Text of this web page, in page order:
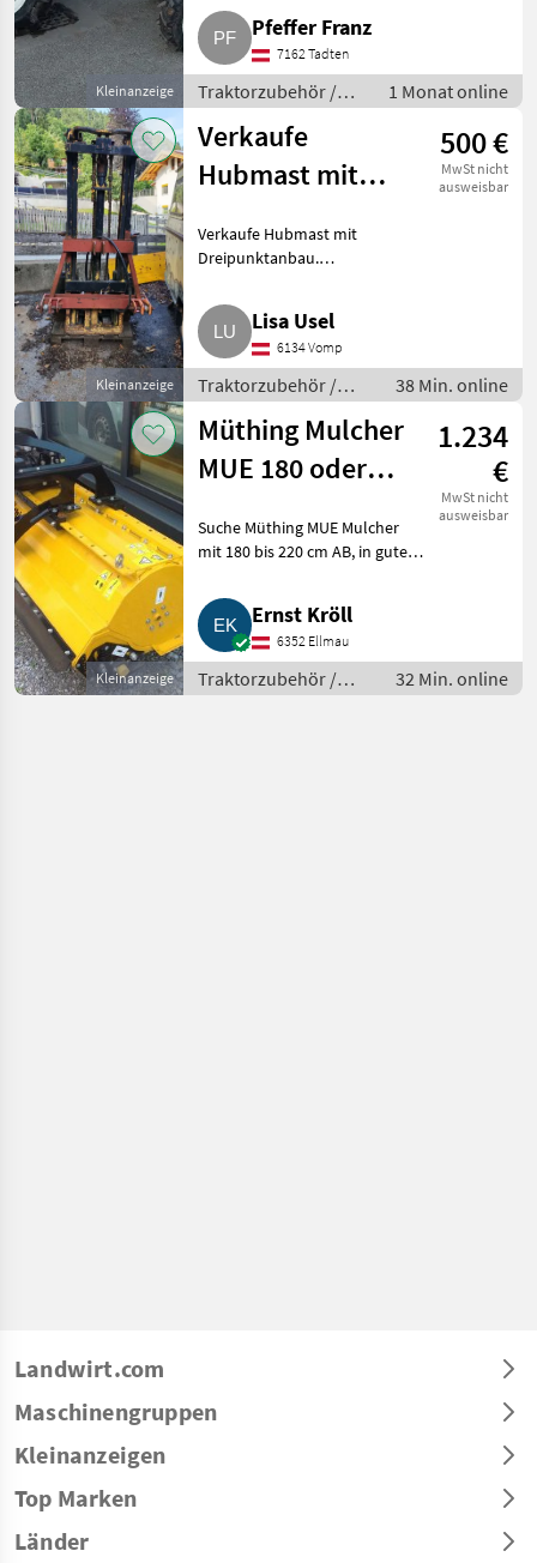
Kleinanzeige
komplett neuer Elektronik und
neu restauriertem Motor in
einer Eicher Werkst
Pfeffer Franz
7162 Tadten
Traktorzubehör /
Sonstiges
Traktorzubehör
1 Monat online
Kleinanzeige
Verkaufe
Hubmast mit
500 €
MwSt nicht
ausweisbar
Verkaufe Hubmast mit
Dreipunktanbau.
Lisa Usel
6134 Vomp
Traktorzubehör /
Heckstapler
38 Min. online
Kleinanzeige
Müthing Mulcher
MUE 180 oder
1.234
€
MwSt nicht
ausweisbar
Suche Müthing MUE Mulcher
mit 180 bis 220 cm AB, in gutem
MUH 180 cm für Front- oder
Heckbetrieb zum Tauschen,
Zustand neuwertig. Bitt
Ernst Kröll
6352 Ellmau
Traktorzubehör /
Sonstiges
32 Min. online
Landwirt.com
Maschinengruppen
Kleinanzeigen
Top Marken
Länder